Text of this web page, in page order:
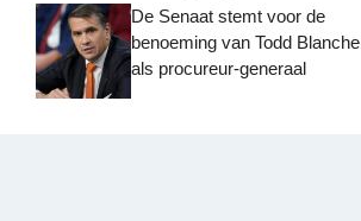
De Senaat stemt voor de
benoeming van Todd Blanche
als procureur-generaal